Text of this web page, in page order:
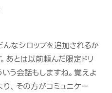
んなシロップを追加されるか
あとは以前頼んだ限定ドリ
う会話もしますね。覚えよ
、その方がコミュニケー